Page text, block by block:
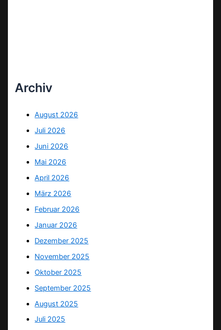
Archiv
August 2026
Juli 2026
Juni 2026
Mai 2026
April 2026
März 2026
Februar 2026
Januar 2026
Dezember 2025
November 2025
Oktober 2025
September 2025
August 2025
Juli 2025